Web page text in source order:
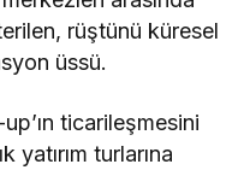
rüştünü küresel
üssü.
ticarileşmesini
yatırım turlarına